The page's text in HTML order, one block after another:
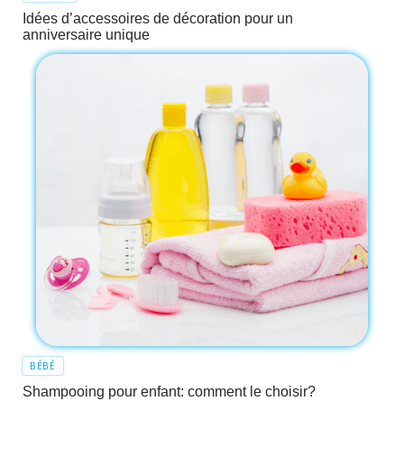
Idées d’accessoires de décoration pour un
anniversaire unique
BÉBÉ
Shampooing pour enfant: comment le choisir?